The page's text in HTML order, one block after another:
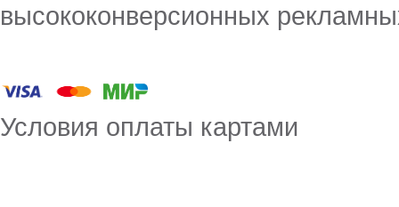
высококонверсионных
Условия оплаты картами